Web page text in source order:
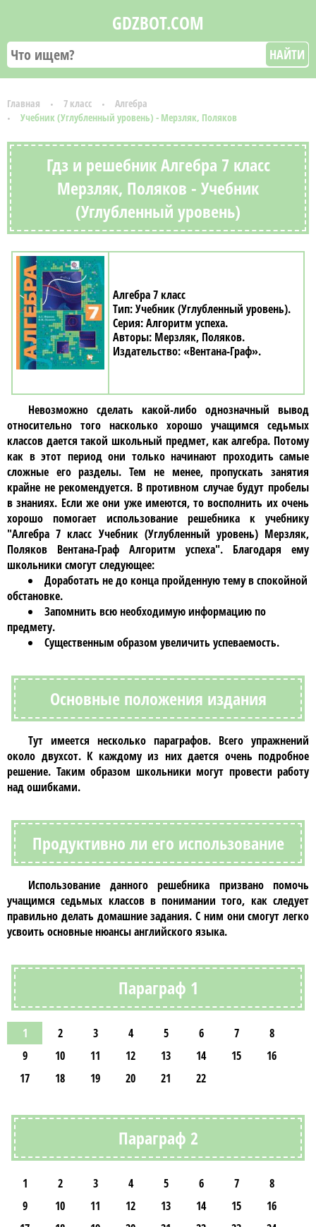
GDZBOT.COM
НАЙТИ
Главная 7 класс
Алгебра
Учебник (Углубленный уровень) - Мерзляк, Поляков
Гдз и решебник Алгебра 7 класс
Мерзляк, Поляков - Учебник
(Углубленный уровень)
Алгебра 7 класс
Учебник (Углубленный уровень)
Алгоритм успеха
Мерзляк, Поляков
«Вентана-Граф»
Невозможно сделать какой-либо однозначный вывод
относительно того насколько хорошо учащимся седьмых
классов дается такой школьный предмет, какалгебра. Потому
как в этот период они только начинают проходить самые
сложные его разделы. Тем не менее, пропускать занятия
крайне не рекомендуется. В противном случае будут пробелы
в знаниях. Если же они уже имеются, то восполнить их очень
хорошо помогает использование решебника к учебнику
"Алгебра 7 класс Учебник (Углубленный уровень) Мерзляк,
Поляков Вентана-Граф Алгоритм успеха". Благодаря ему
школьники смогут следующее:
Доработать не до конца пройденную тему в спокойной
обстановке.
Запомнить всю необходимую информацию по
предмету.
Существенным образом увеличить успеваемость.
Основные положения издания
Тут имеется несколько параграфов. Всего упражнений
около двухсот. К каждому из них дается очень подробное
решение. Таким образом школьники могут провести работу
над ошибками.
Продуктивно ли его использование
Использование данного решебника призвано помочь
учащимся седьмых классов в понимании того, как следует
правильно делать домашние задания. С ним они смогут легко
усвоить основные нюансыанглийского языка.
Параграф 1
1 2 3 4 5 6 7
8
9
10 11 12 13 14 15
16
17
18 19 20 21 22
Параграф 2
1 2 3 4 5 6 7
8
9
10 11 12 13 14 15
16